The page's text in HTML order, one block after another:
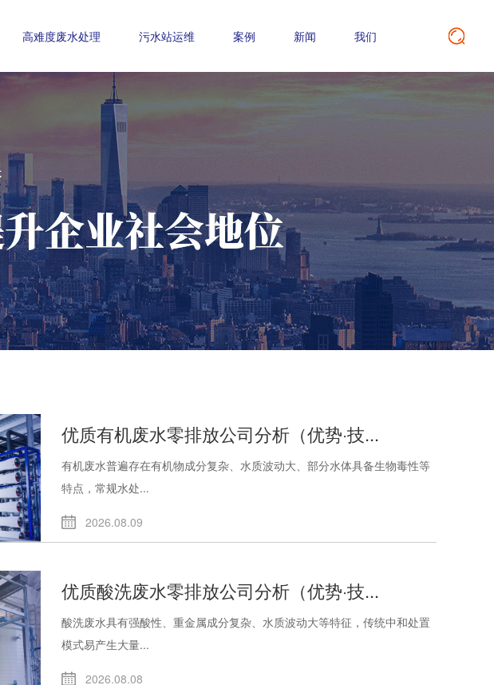
高难度废水处理 污水站运维 案例 新闻 我们
优质有机废水零排放公司分析（优势·技...
有机废水普遍存在有机物成分复杂、水质波动大、部分水体具备生物毒性等
特点，常规水处...
2026.08.09
优质酸洗废水零排放公司分析（优势·技...
酸洗废水具有强酸性、重金属成分复杂、水质波动大等特征，传统中和处置
模式易产生大量...
2026.08.08